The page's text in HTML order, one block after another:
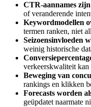
CTR-aannames
of veranderende
Keywordmodellen
termen ranken, niet
Seizoensinvloeden
weinig historische
verkeerskwaliteit kan
Beweging van
rankings en klikken
Forecasts worden
geüpdatet naarmate